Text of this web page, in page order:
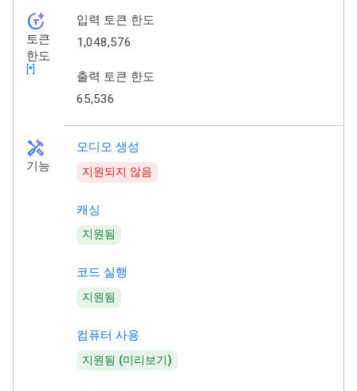
token_auto
토큰
한도
[*]
입력 토큰 한도
1,048,576
출력 토큰 한도
65,536
handyman
기능
오디오 생성
지원되지 않음
캐싱
지원됨
코드 실행
지원됨
컴퓨터 사용
지원됨 (미리보기)